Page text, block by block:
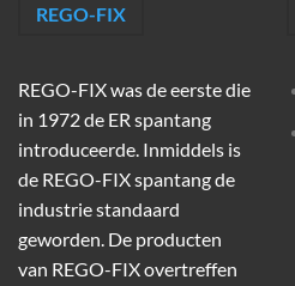
REGO-FIX
REGO-FIX was de eerste die
in 1972 de ER spantang
introduceerde. Inmiddels is
de REGO-FIX spantang de
industrie standaard
geworden. De producten
van REGO-FIX overtreffen